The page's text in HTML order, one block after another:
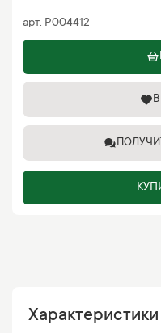
арт. P004412
Характеристики